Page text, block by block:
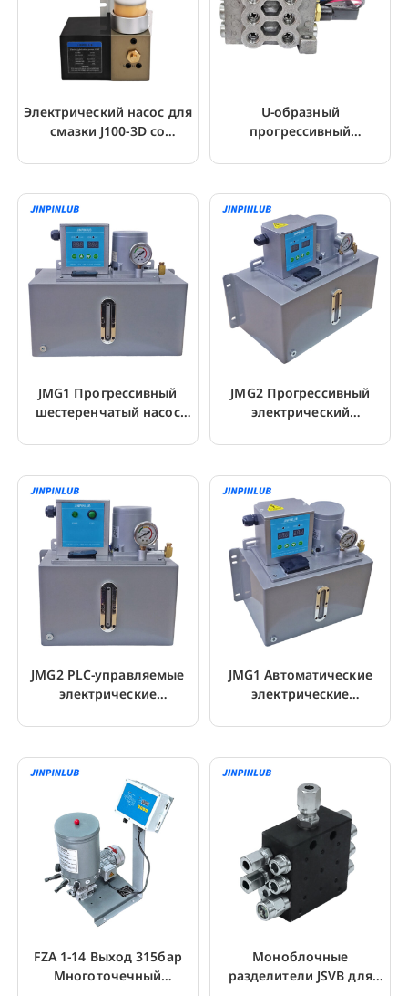
Электрический насос для
смазки J100-3D со
объемом 300 мл
U-образный
прогрессивный
клапан с 2~16 выходами
JMG1 Прогрессивный
шестеренчатый насос
от двигателя
JMG2 Прогрессивный
электрический
ЧПУ
JMG2 PLC-управляемые
электрические
JMG1 Автоматические
электрические
жидкой смазки
FZA 1-14 Выход 315бар
Многоточечный
Моноблочные
разделители JSVB для